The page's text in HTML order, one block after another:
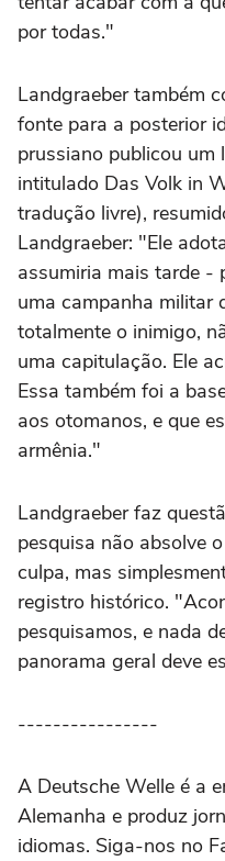
por todas."
Landgraeber também
fonte para a posterior
prussiano publicou
intitulado Das Volk in
tradução livre),
Landgraeber: "Ele
assumiria mais tarde -
uma campanha militar
totalmente o inimigo,
uma capitulação. Ele
Essa também foi a
aos otomanos, e que
armênia."
Landgraeber faz
pesquisa não absolve
culpa, mas
registro histórico.
pesquisamos, e nada
panorama geral deve
----------------
A Deutsche Welle é a
Alemanha e produz
idiomas. Siga-nos no